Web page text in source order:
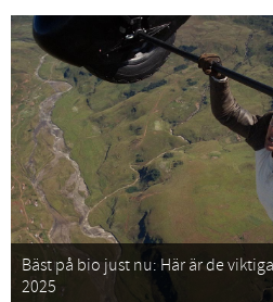
Bäst på bio just nu: Här är de
2025